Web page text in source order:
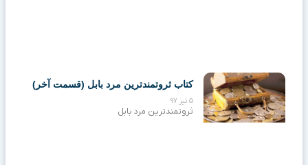
کتاب ثروتمندترین مرد بابل (قسمت آخر)
5 تیر 97
ثروتمندترین مرد بابل